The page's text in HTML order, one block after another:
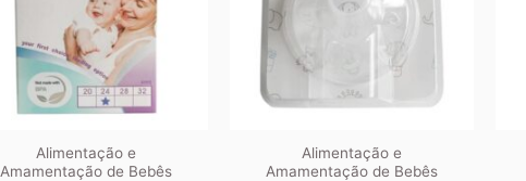
Alimentação e
Amamentação de Bebês
Alimentação e
Amamentação de Bebês